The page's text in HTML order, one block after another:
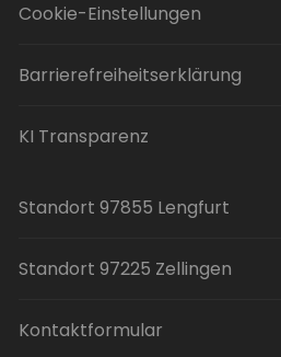
Cookie-Einstellungen
Barrierefreiheitserklärung
KI Transparenz
Standort 97855 Lengfurt
Standort 97225 Zellingen
Kontaktformular